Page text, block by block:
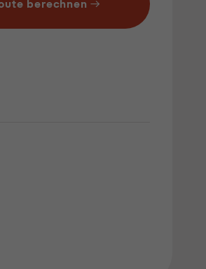
berechnen